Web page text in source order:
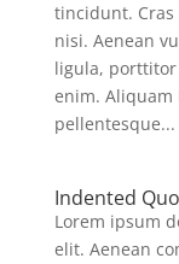
tincidunt. Cras
nisi. Aenean
ligula, porttitor
enim. Aliquam
pellentesque...
Indented
Lorem ipsum
elit. Aenean